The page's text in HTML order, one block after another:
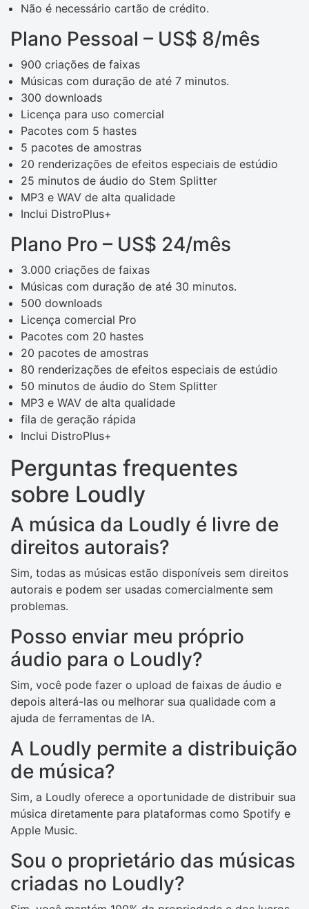
Não é necessário cartão de crédito.
Plano Pessoal – US$ 8/mês
900 criações de faixas
Músicas com duração de até 7 minutos.
300 downloads
Licença para uso comercial
Pacotes com 5 hastes
5 pacotes de amostras
20 renderizações de efeitos especiais de estúdio
25 minutos de áudio do Stem Splitter
MP3 e WAV de alta qualidade
Inclui DistroPlus+
Plano Pro – US$ 24/mês
3.000 criações de faixas
Músicas com duração de até 30 minutos.
500 downloads
Licença comercial Pro
Pacotes com 20 hastes
20 pacotes de amostras
80 renderizações de efeitos especiais de estúdio
50 minutos de áudio do Stem Splitter
MP3 e WAV de alta qualidade
fila de geração rápida
Inclui DistroPlus+
Perguntas frequentes
sobre Loudly
A música da Loudly é livre de
direitos autorais?
Sim, todas as músicas estão disponíveis sem direitos
autorais e podem ser usadas comercialmente sem
problemas.
Posso enviar meu próprio
áudio para o Loudly?
Sim, você pode fazer o upload de faixas de áudio e
depois alterá-las ou melhorar sua qualidade com a
ajuda de ferramentas de IA.
A Loudly permite a distribuição
de música?
Sim, a Loudly oferece a oportunidade de distribuir sua
música diretamente para plataformas como Spotify e
Apple Music.
Sou o proprietário das músicas
criadas no Loudly?